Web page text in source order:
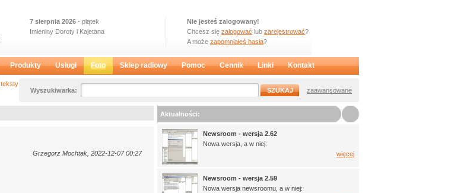
Nie jesteś zalogowany!
Chcesz się zalogować lub zarejestrować?
A może zapomniałeś hasła?
7 sierpnia 2026 - piątek
Imieniny Doroty i Kajetana
Produkty Usługi Foto Sklep radiowy Pomoc Cennik Linki Kontakt
Wyszukiwarka: zaawansowane
teksty
Grzegorz Mochtak, 2022-12-07 00:27
Aktualności:
Newsroom - wersja 2.62
Nowa wersja, a w niej:
więcej
Newsroom - wersja 2.59
Nowa wersja newsroomu, a w niej: